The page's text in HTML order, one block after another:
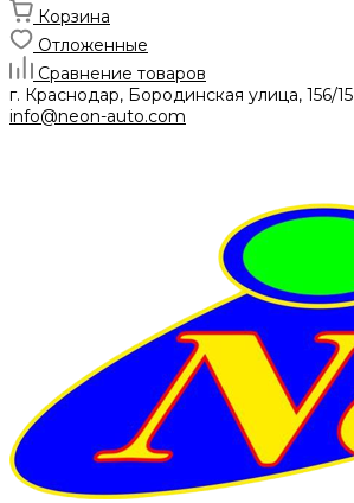
Корзина
Отложенные
Сравнение товаров
г. Краснодар, Бородинская улица, 156/15
info@neon-auto.com